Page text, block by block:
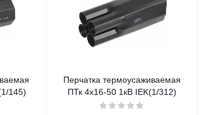
145)
Перчатка термоусаживаемая
ПТк 4х16-50 1кВ IEK(1/312)